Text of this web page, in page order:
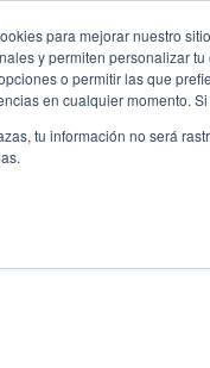
para mejorar nuestro
y permiten personalizar
o permitir las que
en cualquier momento.
tu información no será